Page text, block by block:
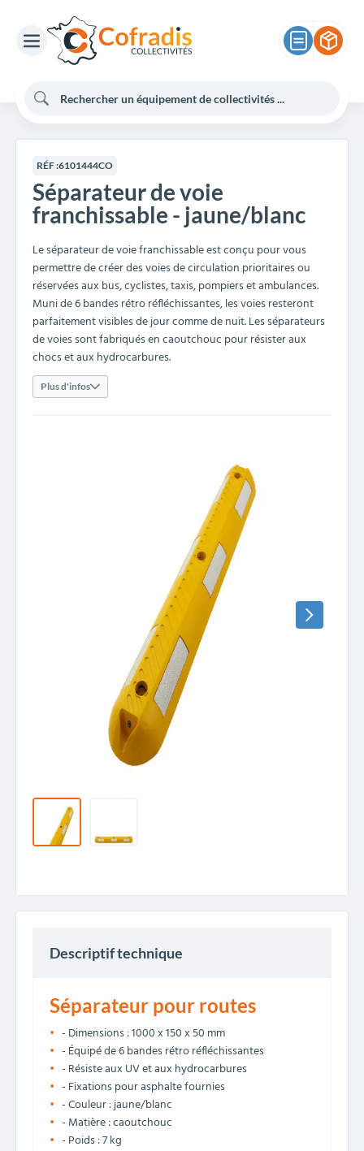
RÉF :6101444CO
Séparateur de voie
franchissable - jaune/blanc
Le séparateur de voie franchissable est conçu pour vous
permettre de créer des voies de circulation prioritaires ou
réservées aux bus, cyclistes, taxis, pompiers et ambulances.
Muni de 6 bandes rétro réfléchissantes, les voies resteront
parfaitement visibles de jour comme de nuit. Les séparateurs
de voies sont fabriqués en caoutchouc pour résister aux
chocs et aux hydrocarbures.
Plus d'infos
Descriptif technique
Séparateur pour routes
- Dimensions : 1000 x 150 x 50 mm
- Équipé de 6 bandes rétro réfléchissantes
- Résiste aux UV et aux hydrocarbures
- Fixations pour asphalte fournies
- Couleur : jaune/blanc
- Matière : caoutchouc
- Poids : 7 kg